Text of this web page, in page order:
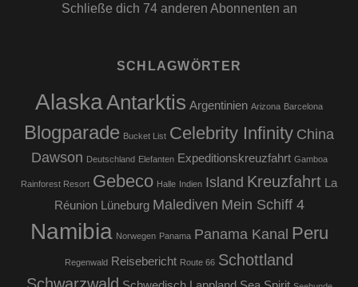
Schließe dich 74 anderen Abonnenten an
SCHLAGWÖRTER
AlaskaAntarktis Argentinien Arizona Barcelona
Blogparade Bucket List Celebrity Infinity China
Dawson Deutschland Elefanten Expeditionskreuzfahrt Gamboa
Rainforest Resort Gebeco Halle Indien Island Kreuzfahrt La
Réunion Lüneburg Malediven Mein Schiff 4
Namibia Norwegen Panama Panama Kanal Peru
Regenwald Reisebericht Route 66 Schottland